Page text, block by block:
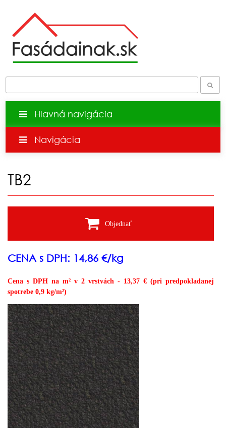
Hlavná navigácia
Navigácia
TB2
Objednať
CENA s DPH: 14,86 €/kg
Cena s DPH na m² v 2 vrstvách - 13,37 € (pri predpokladanej
spotrebe 0,9 kg/m²)